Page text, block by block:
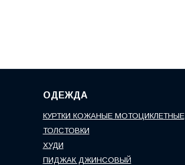
ОДЕЖДА
КУРТКИ КОЖАНЫЕ МОТОЦИКЛЕТНЫЕ
ТОЛСТОВКИ
ХУДИ
ПИДЖАК ДЖИНСОВЫЙ